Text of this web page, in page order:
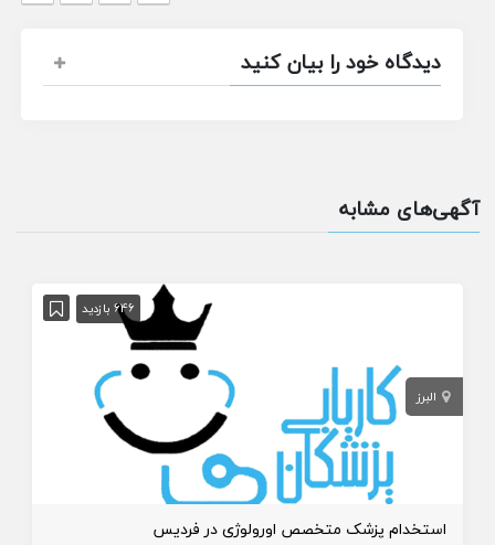
دیدگاه خود را بیان کنید
آگهی‌های مشابه
646 بازدید
البرز
استخدام پزشک متخصص اورولوژی در فردیس